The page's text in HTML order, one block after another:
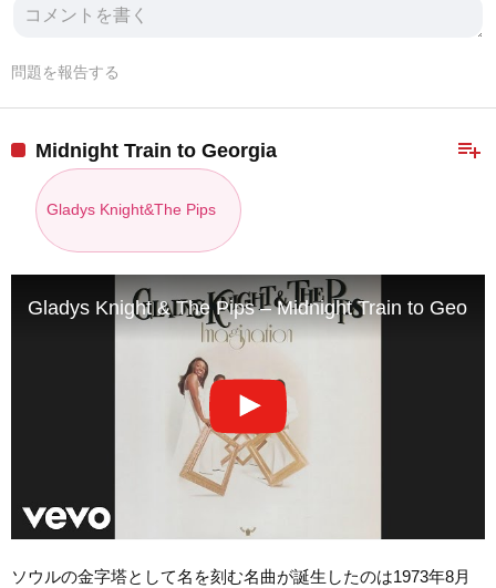
問題を報告する
playlist_add
Midnight Train to Georgia
Gladys Knight&The Pips
Gladys Knight & The Pips – Midnight Train to
ソウルの金字塔として名を刻む名曲が誕生したのは1973年8月